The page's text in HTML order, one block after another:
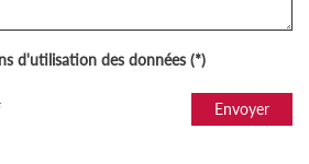
d'utilisation des données (*)
Envoyer